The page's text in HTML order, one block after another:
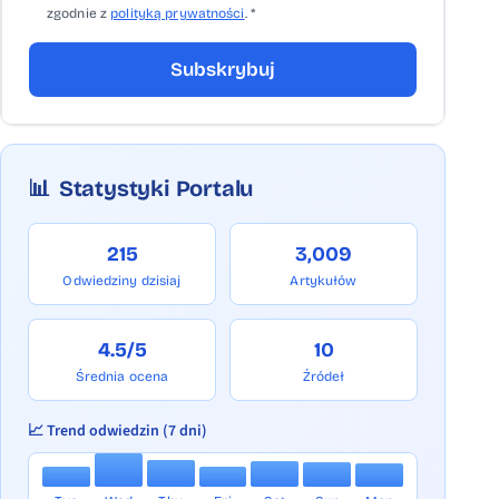
zgodnie z polityką prywatności. *
Subskrybuj
📊 Statystyki Portalu
215
Odwiedziny dzisiaj
3,009
Artykułów
4.5/5
Średnia ocena
10
Źródeł
📈 Trend odwiedzin (7 dni)